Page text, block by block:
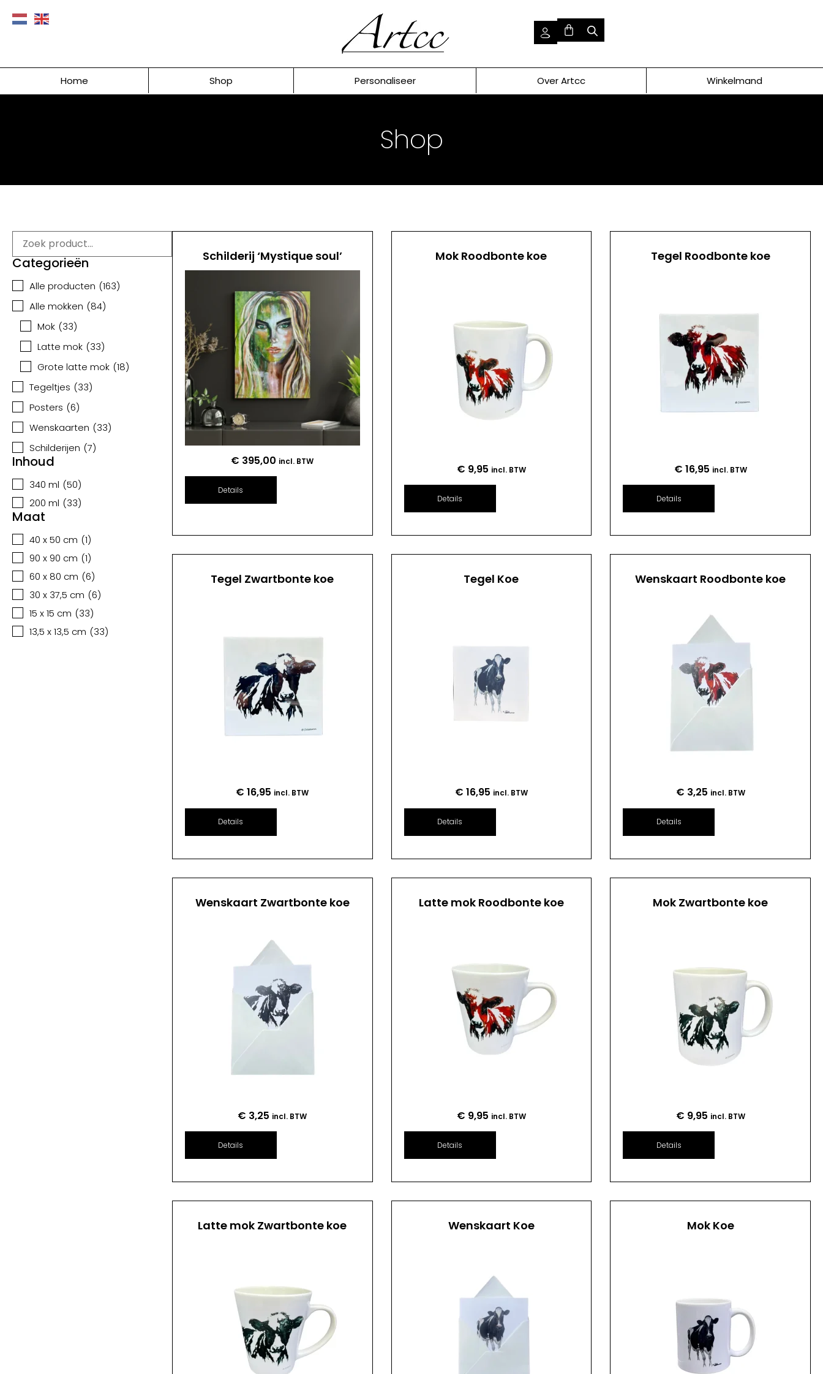
Home Shop Personaliseer Over Artcc Winkelmand
Shop
Categorieën
Alle producten (163)
Alle mokken (84)
Mok (33)
Latte mok (33)
Grote latte mok (18)
Tegeltjes (33)
Posters (6)
Wenskaarten (33)
Schilderijen (7)
Inhoud
340 ml (50)
200 ml (33)
Maat
40 x 50 cm (1)
90 x 90 cm (1)
60 x 80 cm (6)
30 x 37,5 cm (6)
15 x 15 cm (33)
13,5 x 13,5 cm (33)
Schilderij ‘Mystique soul’
€ 395,00 incl. BTW
Details
Mok Roodbonte koe
€ 9,95 incl. BTW
Details
Tegel Roodbonte koe
€ 16,95 incl. BTW
Details
Tegel Zwartbonte koe
€ 16,95 incl. BTW
Details
Tegel Koe
€ 16,95 incl. BTW
Details
Wenskaart Roodbonte koe
€ 3,25 incl. BTW
Details
Wenskaart Zwartbonte koe
€ 3,25 incl. BTW
Details
Latte mok Roodbonte koe
€ 9,95 incl. BTW
Details
Mok Zwartbonte koe
€ 9,95 incl. BTW
Details
Latte mok Zwartbonte koe Wenskaart Koe Mok Koe